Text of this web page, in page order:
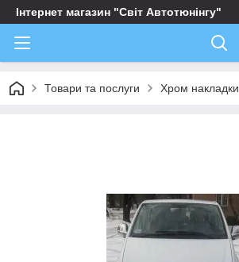
Інтернет магазин "Світ Автотюнінгу"
Товари та послуги Хром накладки